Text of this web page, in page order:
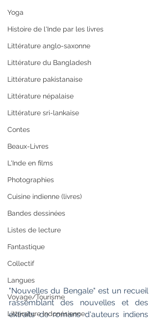
Yoga
Histoire de l'Inde par les livres
Littérature anglo-saxonne
Littérature du Bangladesh
Littérature pakistanaise
Littérature népalaise
Littérature sri-lankaise
Contes
Beaux-Livres
L'Inde en films
Photographies
Cuisine indienne (livres)
Bandes dessinées
Listes de lecture
Fantastique
Collectif
Langues
Voyage/Tourisme
Littérature indonésienne
"Nouvelles du Bengale" est un recueil
rassemblant des nouvelles et des
extraits de romans d'auteurs indiens